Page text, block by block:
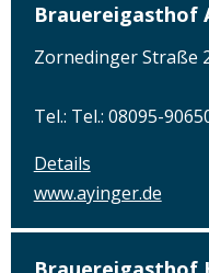
Brauereigasthof
Zornedinger Straße
Tel.: Tel.: 08095-
Details
www.ayinger.de